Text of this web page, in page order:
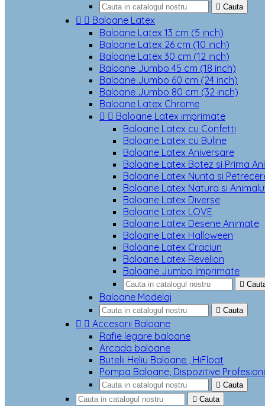
 Cauta
  Baloane Latex
Baloane Latex 13 cm (5 inch)
Baloane Latex 26 cm (10 inch)
Baloane Latex 30 cm (12 inch)
Baloane Jumbo 45 cm (18 inch)
Baloane Jumbo 60 cm (24 inch)
Baloane Jumbo 80 cm (32 inch)
Baloane Latex Chrome
  Baloane Latex imprimate
Baloane Latex cu Confetti
Baloane Latex cu Buline
Baloane Latex Aniversare
Baloane Latex Botez si Prima
Baloane Latex Nunta si
Baloane Latex Natura si
Baloane Latex Diverse
Baloane Latex LOVE
Baloane Latex Desene Animate
Baloane Latex Halloween
Baloane Latex Craciun
Baloane Latex Revelion
Baloane Jumbo Imprimate

Baloane Modelaj
 Cauta
  Accesorii Baloane
Rafie legare baloane
Arcada baloane
Butelii Heliu Baloane , HiFloat
Pompa Baloane, Dispozitive
 Cauta
 Cauta